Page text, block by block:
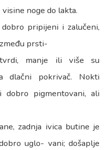
noge do lakta.
pripijeni i zalučeni,
prsti-
manje ili više su
dlačni pokrivač. Nokti
pigmentovani, ali
zadnja ivica butine je
uglo- vani; došaplje